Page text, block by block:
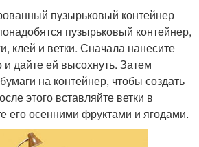
пузырьковый контейнер
пузырьковый контейнер,
клей и ветки. Сначала нанесите
и дайте ей высохнуть. Затем
на контейнер, чтобы создать
этого вставляйте ветки в
его осенними фруктами и ягодами.